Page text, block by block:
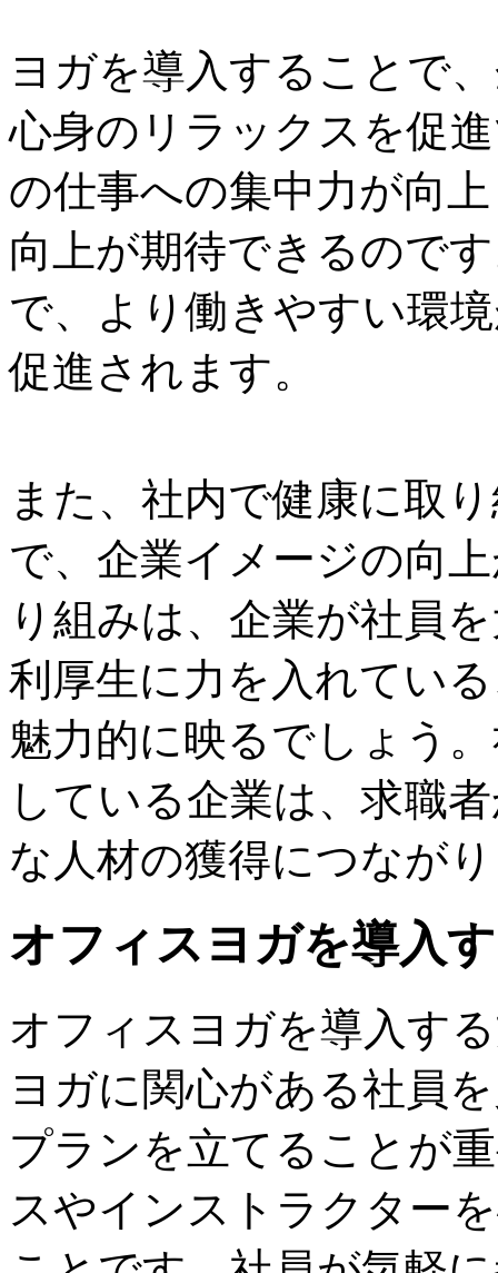
ヨガを導入することで
心身のリラックスを促
の仕事への集中力が向
向上が期待できるので
で、より働きやすい環
促進されます。
また、社内で健康に取
で、企業イメージの向
り組みは、企業が社員
利厚生に力を入れてい
魅力的に映るでしょう
している企業は、求職
な人材の獲得につなが
オフィスヨガを導入
オフィスヨガを導入す
ヨガに関心がある社員
プランを立てることが
スやインストラクター